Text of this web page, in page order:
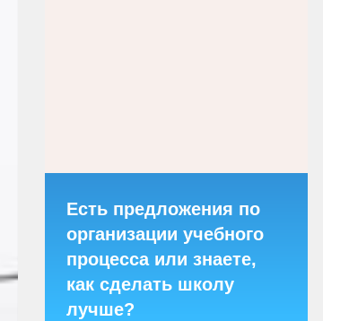
Есть предложения по
организации учебного
процесса или знаете,
как сделать школу
лучше?